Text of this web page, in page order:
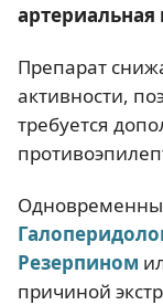
артериальная
Препарат
активности,
требуется
Резерпином
причиной